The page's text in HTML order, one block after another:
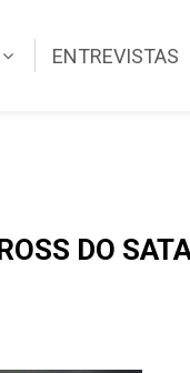
ENTREVISTAS
DO